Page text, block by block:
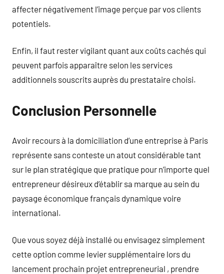
affecter négativement l’image perçue par vos clients
potentiels.
Enfin, il faut rester vigilant quant aux coûts cachés qui
peuvent parfois apparaître selon les services
additionnels souscrits auprès du prestataire choisi.
Conclusion Personnelle
Avoir recours à la domiciliation d’une entreprise à Paris
représente sans conteste un atout considérable tant
sur le plan stratégique que pratique pour n’importe quel
entrepreneur désireux d’établir sa marque au sein du
paysage économique français dynamique voire
international.
Que vous soyez déjà installé ou envisagez simplement
cette option comme levier supplémentaire lors du
lancement prochain projet entrepreneurial , prendre